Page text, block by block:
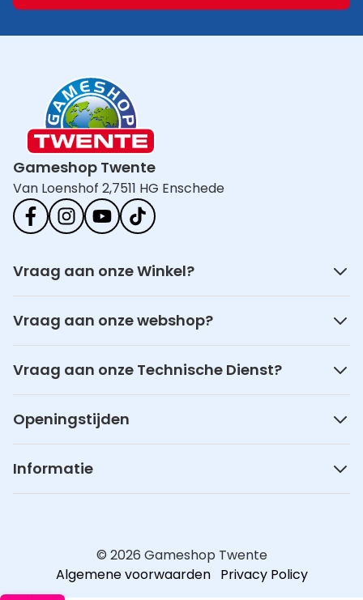
Gameshop Twente
Van Loenshof 2,7511 HG Enschede
Vraag aan onze Winkel?
Vraag aan onze webshop?
Vraag aan onze Technische Dienst?
Openingstijden
Informatie
© 2026 Gameshop Twente
Algemene voorwaarden Privacy Policy